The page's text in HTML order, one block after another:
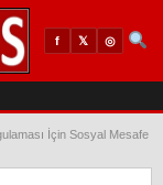
f 𝕏 ◎
İçin Sosyal Mesafe